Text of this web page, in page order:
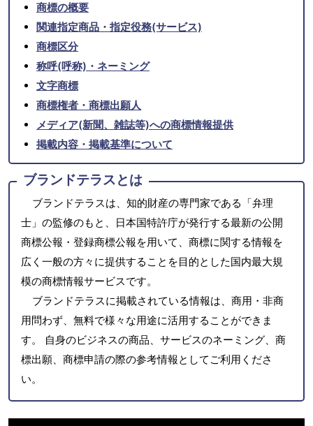
商標の概要
関連指定商品・指定役務(サービス)
商標区分
称呼(呼称)・ネーミング
文字商標
商標権者・商標出願人
メディア(新聞、雑誌等)への商標情報提供
掲載内容・掲載基準について
ブランドテラスとは
ブランドテラスは、知的財産の専門家である「弁理
士」の監修のもと、日本国特許庁が発行する最新の公開
商標公報・登録商標公報を用いて、商標に関する情報を
広く一般の方々に提供することを目的とした国内最大規
模の商標情報サービスです。
ブランドテラスに掲載されている情報は、商用・非商
用問わず、無料で様々な用途に活用することができま
す。 自身のビジネスの商品、サービスのネーミング、商
標出願、商標申請の際の参考情報としてご利用くださ
い。